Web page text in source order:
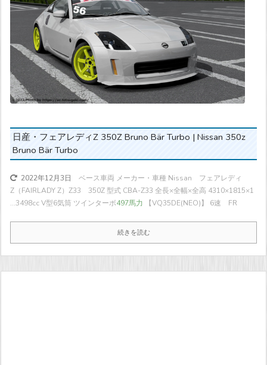
日産・フェアレディZ 350Z Bruno Bär Turbo | Nissan 350z
Bruno Bär Turbo
2022年12月3日
ベース車両 メーカー・車種 Nissan フェアレディ
Z（FAIRLADY Z）Z33 350Z 型式 CBA-Z33 全長×全幅×全高 4310×1815×1
...3498cc V型6気筒 ツインターボ497馬力 【VQ35DE(NEO)】 6速 FR
続きを読む